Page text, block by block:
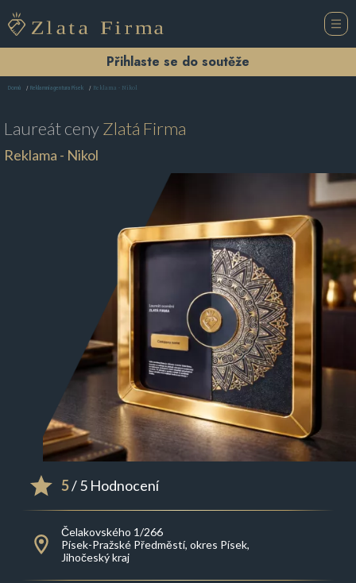
Přihlaste se do soutěže
Domů Reklamní agentura Písek Reklama - Nikol
Laureát cenyZlatá Firma
Reklama - Nikol
5/ 5 Hodnocení
Čelakovského 1/266
Písek-Pražské Předměstí, okres Písek,
Jihočeský kraj